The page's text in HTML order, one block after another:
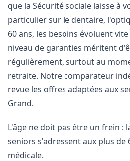
que la Sécurité sociale laisse à
particulier sur le dentaire,
60 ans, les besoins évoluent
niveau de garanties méritent
régulièrement, surtout au
retraite. Notre comparateur
revue les offres adaptées aux
Grand.
L'âge ne doit pas être un frein :
seniors s'adressent aux plus de
médicale.